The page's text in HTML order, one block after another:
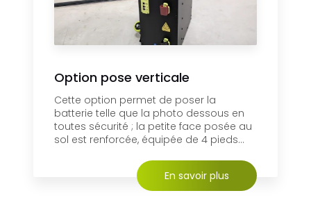
Option pose verticale
Cette option permet de poser la
batterie telle que la photo dessous en
toutes sécurité ; la petite face posée au
sol est renforcée, équipée de 4 pieds...
En savoir plus